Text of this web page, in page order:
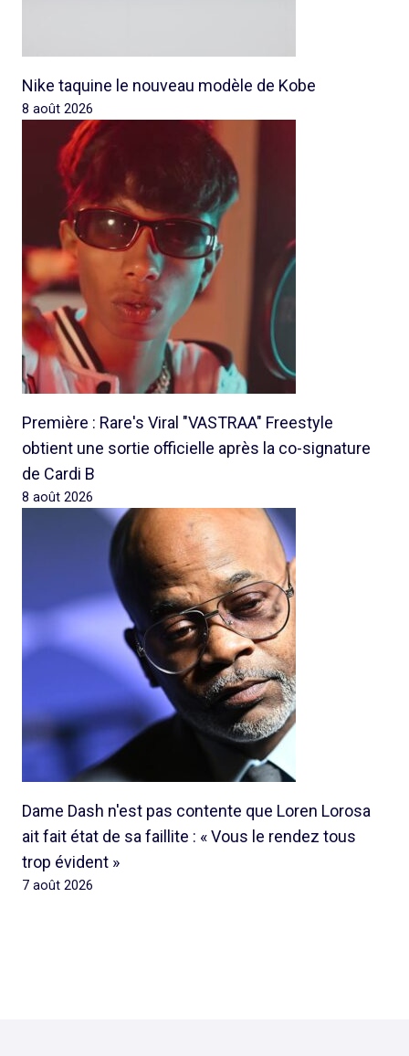
Nike taquine le nouveau modèle de Kobe
8 août 2026
Première : Rare's Viral "VASTRAA" Freestyle
obtient une sortie officielle après la co-signature
de Cardi B
8 août 2026
Dame Dash n'est pas contente que Loren Lorosa
ait fait état de sa faillite : « Vous le rendez tous
trop évident »
7 août 2026